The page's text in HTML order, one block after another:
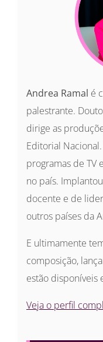
Andrea Ramal é
palestrante.
dirige as
Editorial
programas de TV
no país.
docente e de
outros países da
E ultimamente
composição,
estão disponíveis
Veja o perfil